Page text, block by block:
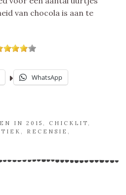
van chocola is aan te
WhatsApp
IN 2015 CHICKLIT
RECENSIE